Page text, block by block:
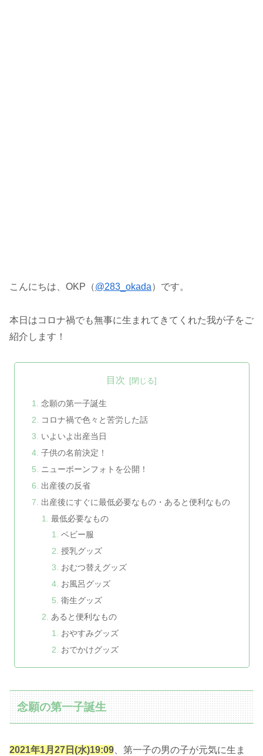
こんにちは、OKP（@283_okada）です。
本日はコロナ禍でも無事に生まれてきてくれた我が子をご
紹介します！
目次
念願の第一子誕生
コロナ禍で色々と苦労した話
いよいよ出産当日
子供の名前決定！
ニューボーンフォトを公開！
出産後の反省
出産後にすぐに最低必要なもの・あると便利なもの
最低必要なもの
ベビー服
授乳グッズ
おむつ替えグッズ
お風呂グッズ
衛生グッズ
あると便利なもの
おやすみグッズ
おでかけグッズ
念願の第一子誕生
2021年1月27日(水)19:09 、第一子の男の子が元気に生ま